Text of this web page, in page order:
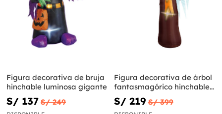
Figura decorativa de bruja
hinchable luminosa gigante
S/ 137 S/ 249
Figura decorativa de árbol
fantasmagórico hinchable
luminoso gigante
S/ 219 S/ 399